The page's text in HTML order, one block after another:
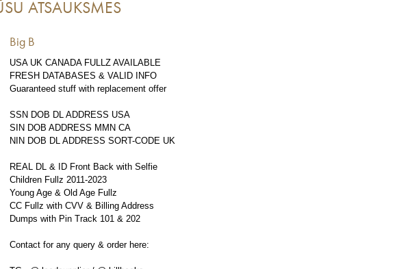
ATSAUKSMES
Big B
USA UK CANADA FULLZ AVAILABLE
FRESH DATABASES & VALID INFO
Guaranteed stuff with replacement offer
SSN DOB DL ADDRESS USA
SIN DOB ADDRESS MMN CA
NIN DOB DL ADDRESS SORT-CODE UK
REAL DL & ID Front Back with Selfie
Children Fullz 2011-2023
Young Age & Old Age Fullz
CC Fullz with CVV & Billing Address
Dumps with Pin Track 101 & 202
Contact for any query & order here: